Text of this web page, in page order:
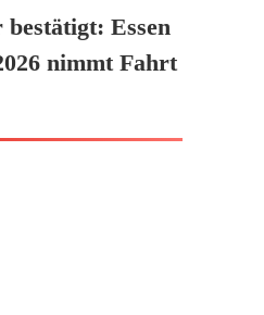
bestätigt: Essen
nimmt Fahrt